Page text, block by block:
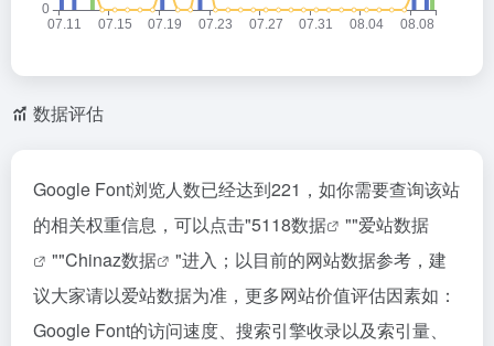
数据评估
Google Font浏览人数已经达到221，如你需要查询该站
的相关权重信息，可以点击"5118数据 ""爱站数据
""Chinaz数据
"进入；以目前的网站数据参考，建
议大家请以爱站数据为准，更多网站价值评估因素如：
Google Font的访问速度、搜索引擎收录以及索引量、